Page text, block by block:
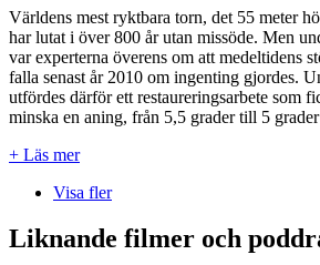
Världens mest ryktbara torn, det 55 meter
har lutat i över 800 år utan missöde. Men
var experterna överens om att medeltidens
falla senast år 2010 om ingenting gjordes.
utfördes därför ett restaureringsarbete som
minska en aning, från 5,5 grader till 5
+ Läs mer
Visa fler
Liknande filmer och